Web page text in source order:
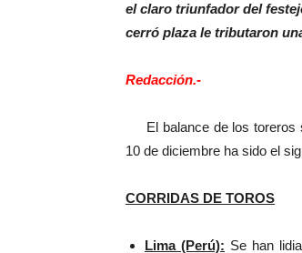
el claro triunfador del
cerró plaza le tributaron
Redacción.-
El balance de los toreros
10 de diciembre ha sido el
CORRIDAS DE TOROS
Lima (Perú): Se han